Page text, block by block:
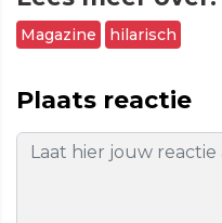
Magazine hilarisch
Plaats reactie